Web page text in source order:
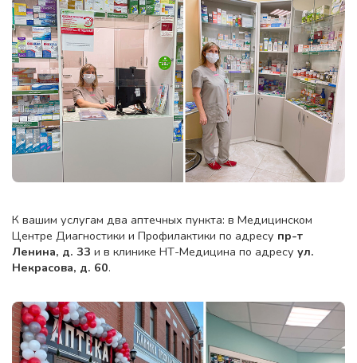
К вашим услугам два аптечных пункта: в Медицинском
Центре Диагностики и Профилактики по адресу пр-т
Ленина, д. 33 и в клинике НТ-Медицина по адресу ул.
Некрасова, д. 60.